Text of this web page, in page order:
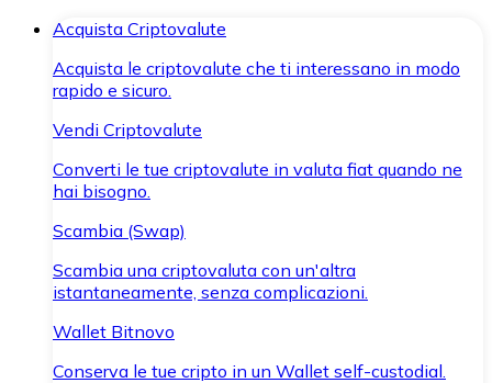
Acquista Criptovalute
Acquista le criptovalute che ti interessano in modo
rapido e sicuro.
Vendi Criptovalute
Converti le tue criptovalute in valuta fiat quando ne
hai bisogno.
Scambia (Swap)
Scambia una criptovaluta con un'altra
istantaneamente, senza complicazioni.
Wallet Bitnovo
Conserva le tue cripto in un Wallet self-custodial.